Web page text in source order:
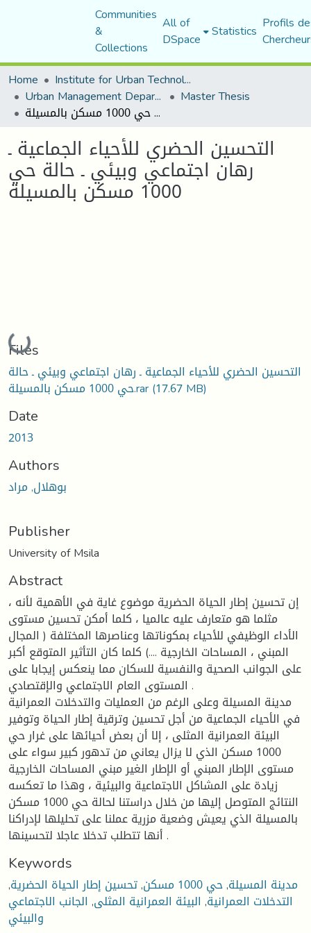
Communities
&
Collections
All of
DSpace Statistics Profils
Home
Institute for Urban Technology Management
Urban Management Department Master Thesis
التحسين الحضري للأحياء الجماعية ـ رهان اجتماعي وبيئي ـ حالة حي 1000 مسكن بالمسيلة
التحسين الحضري للأحياء الجماعية ـ
رهان اجتماعي وبيئي ـ حالة حي
1000 مسكن بالمسيلة
Loading...
Files
التحسين الحضري للأحياء الجماعية ـ رهان اجتماعي وبيئي ـ حالة
حي 1000 مسكن بالمسيلة.rar(17.67 MB)
Date
2013
Authors
بوهلال, مراد
Publisher
University of Msila
Abstract
إن تحسين إطار الحياة الحضرية موضوع غاية في الأهمية لأنه ،
مثلما هو متعارف عليه عالميا ، كلما أمكن تحسين مستوى
الأداء الوظيفي للأحياء بمكوناتها وعناصرها المختلفة ( المجال
المبني ، المساحات الخارجية ....) كلما كان التأثير المتوقع أكبر
على الجوانب الصحية والنفسية للسكان مما ينعكس إيجابا على
المستوى العام الاجتماعي والإقتصادي .
مدينة المسيلة وعلى الرغم من العمليات والتدخلات العمرانية
في الأحياء الجماعية من أجل تحسين وترقية إطار الحياة وتوفير
البيئة العمرانية المثلى ، إلا أن بعض أحيائها على غرار حي
1000 مسكن الذي لا يزال يعاني من تدهور كبير سواء على
مستوى الإطار المبني أو الإطار الغير مبني المساحات الخارجية
زيادة على المشاكل الاجتماعية والبيئية ، وهذا ما تعكسه
النتائج المتوصل إليها من خلال دراستنا لحالة حي 1000 مسكن
بالمسيلة الذي يعيش وضعية مزرية عملنا على تحليلها لإدراكنا
أنها تتطلب تدخلا عاجلا لتحسينها .
Keywords
مدينة المسيلة,حي 1000 مسكن ,تحسين إطار الحياة الحضرية,
التدخلات العمرانية, البيئة العمرانية المثلى, الجانب الاجتماعي
والبيئي